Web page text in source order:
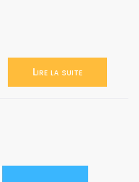
Lire la suite